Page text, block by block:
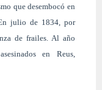
que desembocó en
julio de 1834, por
de frailes. Al año
en Reus,